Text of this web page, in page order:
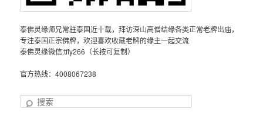
泰佛灵缘师兄常驻泰国近十载，拜访深山高僧结缘各类正常老牌出庙，
专注泰国正宗佛牌，欢迎喜欢收藏老牌的缘主一起交流
泰佛灵缘微信:tfly266（长按可复制）
官方热线：4008067238
搜